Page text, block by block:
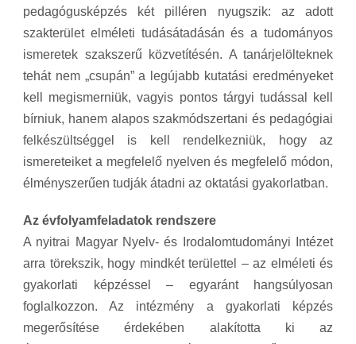
pedagógusképzés két pilléren nyugszik: az adott
szakterület elméleti tudásátadásán és a tudományos
ismeretek szakszerű közvetítésén. A tanárjelölteknek
tehát nem „csupán” a legújabb kutatási eredményeket
kell megismerniük, vagyis pontos tárgyi tudással kell
bírniuk, hanem alapos szakmódszertani és pedagógiai
felkészültséggel is kell rendelkezniük, hogy az
ismereteiket a megfelelő nyelven és megfelelő módon,
élményszerűen tudják átadni az oktatási gyakorlatban.
Az évfolyamfeladatok rendszere
A nyitrai Magyar Nyelv- és Irodalomtudományi Intézet
arra törekszik, hogy mindkét területtel – az elméleti és
gyakorlati képzéssel – egyaránt hangsúlyosan
foglalkozzon. Az intézmény a gyakorlati képzés
megerősítése érdekében alakította ki az